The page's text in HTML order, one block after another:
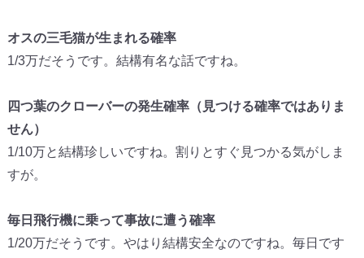
オスの三毛猫が生まれる確率
1/3万だそうです。結構有名な話ですね。
四つ葉のクローバーの発生確率（見つける確率ではありま
せん）
1/10万と結構珍しいですね。割りとすぐ見つかる気がしま
すが。
毎日飛行機に乗って事故に遭う確率
1/20万だそうです。やはり結構安全なのですね。毎日です